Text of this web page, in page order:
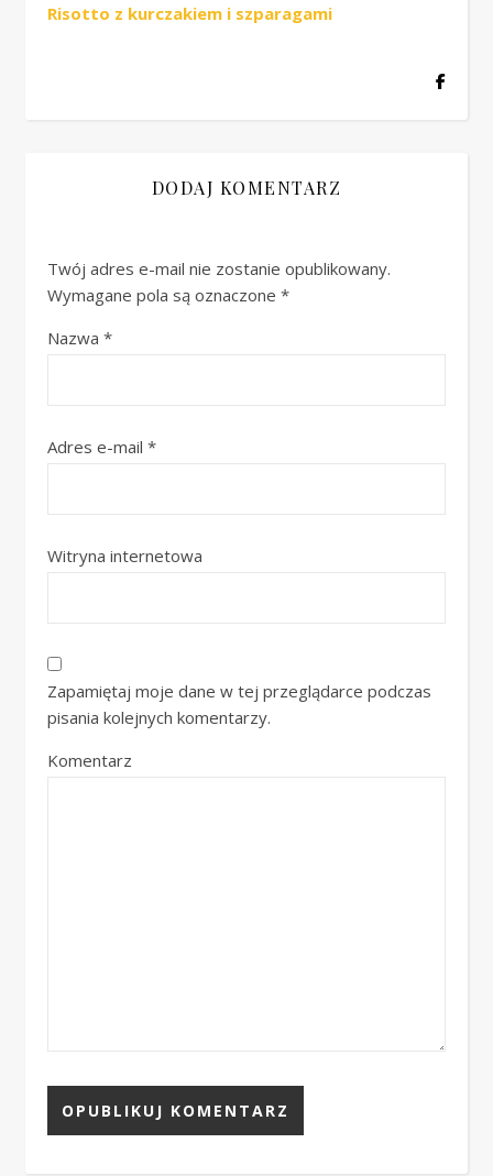
Risotto z kurczakiem i szparagami
DODAJ KOMENTARZ
Twój adres e-mail nie zostanie opublikowany.
Wymagane pola są oznaczone *
Nazwa *
Adres e-mail *
Witryna internetowa
Zapamiętaj moje dane w tej przeglądarce podczas
pisania kolejnych komentarzy.
Komentarz